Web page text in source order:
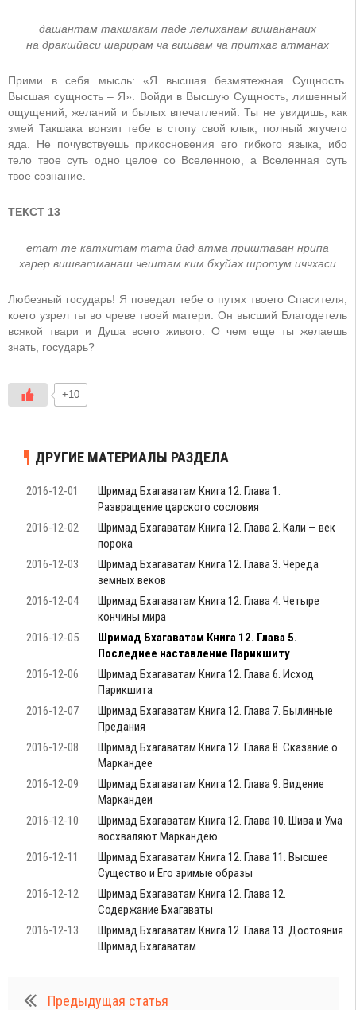
дашантам такшакам падe лeлиханам вишананаих
на дракшйаси шарирам ча вишвам ча притхаг атманах
Прими в себя мысль: «Я высшая безмятежная Сущность.
Высшая сущность – Я». Войди в Высшую Сущность, лишенный
ощущений, желаний и былых впечатлений. Ты не увидишь, как
змей Такшака вонзит тебе в стопу свой клык, полный жгучего
яда. Не почувствуешь прикосновения его гибкого языка, ибо
тело твое суть одно целое со Вселенною, а Вселенная суть
твое сознание.
ТЕКСТ 13
eтат тe катхитам тата йад атма приштаван нрипа
харeр вишватманаш чeштам ким бхуйах шротум иччхаси
Любезный государь! Я поведал тебе о путях твоего Спасителя,
коего узрел ты во чреве твоей матери. Он высший Благодетель
всякой твари и Душа всего живого. О чем еще ты желаешь
знать, государь?
+10
ДРУГИЕ МАТЕРИАЛЫ РАЗДЕЛА
2016-12-01
Шримад Бхагаватам Книга 12. Глава 1.
Развращение царского сословия
2016-12-02
Шримад Бхагаватам Книга 12. Глава 2. Кали — век
порока
2016-12-03
Шримад Бхагаватам Книга 12. Глава 3. Череда
земных веков
2016-12-04
Шримад Бхагаватам Книга 12. Глава 4. Четыре
кончины мира
2016-12-05
Шримад Бхагаватам Книга 12. Глава 5.
Последнее наставление Парикшиту
2016-12-06
Шримад Бхагаватам Книга 12. Глава 6. Исход
Парикшита
2016-12-07
Шримад Бхагаватам Книга 12. Глава 7. Былинные
Предания
2016-12-08
Шримад Бхагаватам Книга 12. Глава 8. Сказание о
Маркандее
2016-12-09
Шримад Бхагаватам Книга 12. Глава 9. Видение
Маркандеи
2016-12-10
Шримад Бхагаватам Книга 12. Глава 10. Шива и Ума
восхваляют Маркандею
2016-12-11
Шримад Бхагаватам Книга 12. Глава 11. Высшее
Существо и Его зримые образы
2016-12-12
Шримад Бхагаватам Книга 12. Глава 12.
Содержание Бхагаваты
2016-12-13
Шримад Бхагаватам Книга 12. Глава 13. Достояния
Шримад Бхагаватам
Предыдущая статья